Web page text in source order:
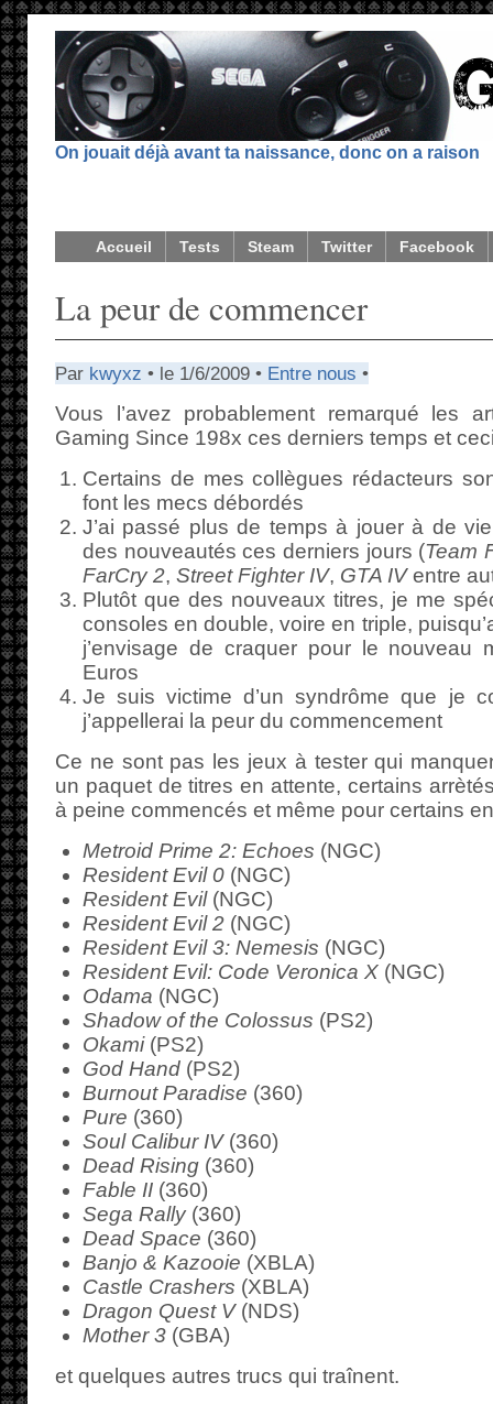
On jouait déjà avant ta naissance, donc on a raison
Accueil Tests Steam Twitter Facebook
La peur de commencer
Par kwyxz • le 1/6/2009 • Entre nous •
Vous l’avez probablement remarqué les
Gaming Since 198x ces derniers temps et
Certains de mes collègues rédacteurs
font les mecs débordés
J’ai passé plus de temps à jouer à de
des nouveautés ces derniers jours (Team
FarCry 2, Street Fighter IV, GTA IVentre
Plutôt que des nouveaux titres, je me
consoles en double, voire en triple,
j’envisage de craquer pour le nouveau
Euros
Je suis victime d’un syndrôme que je
j’appellerai la peur du commencement
Ce ne sont pas les jeux à tester qui
un paquet de titres en attente, certains
à peine commencés et même pour certains
Metroid Prime 2: Echoes (NGC)
Resident Evil 0 (NGC)
Resident Evil(NGC)
Resident Evil 2 (NGC)
Resident Evil 3: Nemesis (NGC)
Resident Evil: Code Veronica X (NGC)
Odama (NGC)
Shadow of the Colossus (PS2)
Okami(PS2)
God Hand (PS2)
Burnout Paradise (360)
Pure (360)
Soul Calibur IV(360)
Dead Rising (360)
Fable II (360)
Sega Rally(360)
Dead Space (360)
Banjo & Kazooie (XBLA)
Castle Crashers (XBLA)
Dragon Quest V(NDS)
Mother 3 (GBA)
et quelques autres trucs qui traînent.